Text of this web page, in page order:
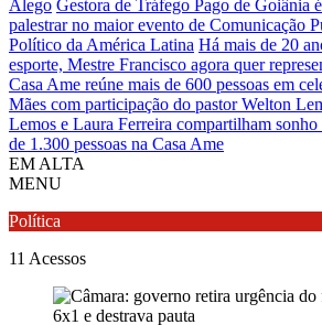
Alego Gestora de Tráfego Pago de Goiânia
palestrar no maior evento de Comunicação
Político da América Latina Há mais de 20
esporte, Mestre Francisco agora quer
Casa Ame reúne mais de 600 pessoas em
Mães com participação do pastor Welton
Lemos e Laura Ferreira compartilham
de 1.300 pessoas na Casa Ame
EM ALTA
MENU
Política
11 Acessos